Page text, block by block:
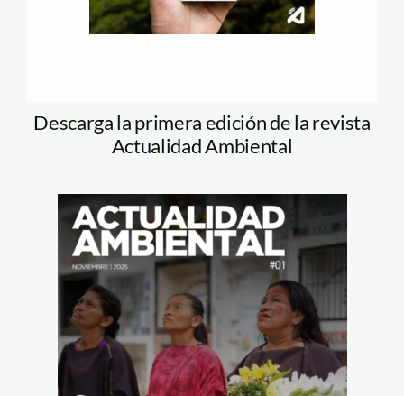
Descarga la primera edición de la revista
Actualidad Ambiental